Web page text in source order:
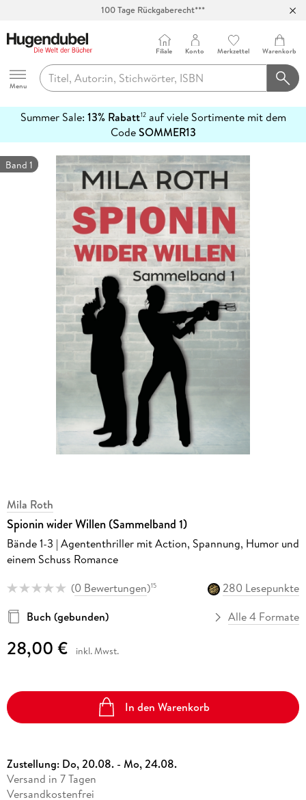
100 Tage Rückgaberecht***
Hugendubel
Menu
Filiale Konto Merkzettel Warenkorb
Summer Sale: 13% Rabatt12auf viele Sortimente mit dem
CodeSOMMER13
erfahren
Band 1
Mila Roth
Spionin wider Willen (Sammelband 1)
Bände 1-3 | Agententhriller mit Action, Spannung, Humor und
einem Schuss Romance
(0 Bewertungen)15
280 Lesepunkte
Buch (gebunden)
Alle 4 Formate
28,00 € inkl. Mwst.
In den Warenkorb
Zustellung: Do, 20.08. - Mo, 24.08.
Versand in 7 Tagen
Versandkostenfrei